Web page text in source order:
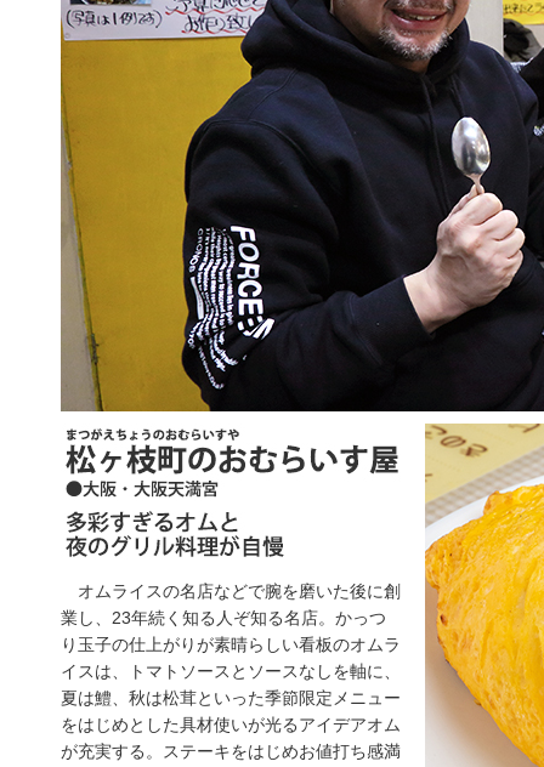
オムライスの名店などで腕を磨いた後に創
業し、23年続く知る人ぞ知る名店。かっつ
り玉子の仕上がりが素晴らしい看板のオムラ
イスは、トマトソースとソースなしを軸に、
夏は鱧、秋は松茸といった季節限定メニュー
をはじめとした具材使いが光るアイデアオム
が充実する。ステーキをはじめお値打ち感満